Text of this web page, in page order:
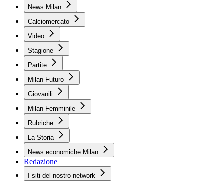
News Milan
Calciomercato
Video
Stagione
Partite
Milan Futuro
Giovanili
Milan Femminile
Rubriche
La Storia
News economiche Milan
Redazione
I siti del nostro network